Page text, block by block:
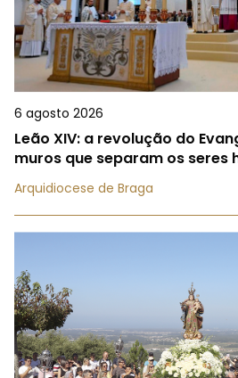
6 agosto 2026
Leão XIV: a revolução do
muros que separam os seres
Arquidiocese de Braga